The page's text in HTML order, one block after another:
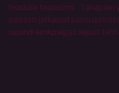
teaduse taassündi.
suuresti jätkanud samu
sajandi keskpaigas algust